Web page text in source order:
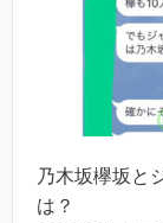
乃木坂欅坂と
は？